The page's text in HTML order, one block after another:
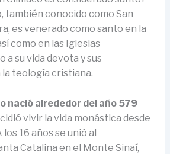
también conocido como San
es venerado como santo en la
como en las Iglesias
a su vida devota y sus
teología cristiana.
nació alrededor del año 579
vivir la vida monástica desde
los 16 años se unió al
Catalina en el Monte Sinaí,